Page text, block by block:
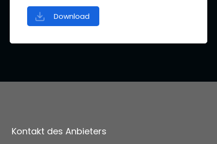
Download
Kontakt des Anbieters